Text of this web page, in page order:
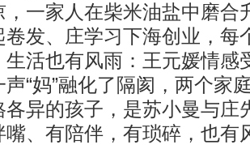
，一家人在柴米油盐中磨合
卷发、庄学习下海创业，每
生活也有风雨：王元媛情感
声“妈”融化了隔阂，两个家
各异的孩子，是苏小曼与
嘴、有陪伴，有琐碎，也有